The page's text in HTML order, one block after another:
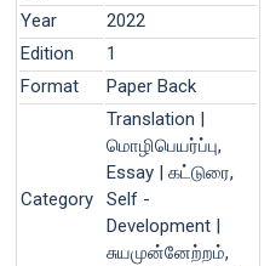
Year
2022
Edition
1
Format
Paper Back
Category
Translation |
மொழிபெயர்ப்பு,
Essay | கட்டுரை,
Self -
Development |
சுயமுன்னேற்றம்,